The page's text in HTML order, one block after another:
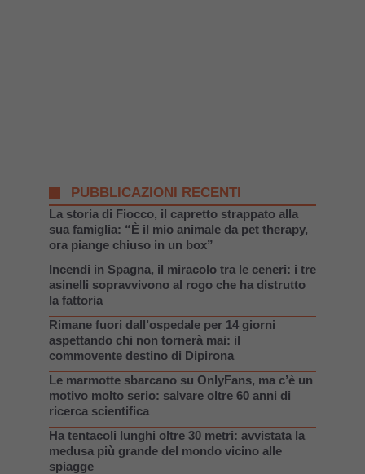
PUBBLICAZIONI RECENTI
La storia di Fiocco, il capretto strappato alla
sua famiglia: “È il mio animale da pet therapy,
ora piange chiuso in un box”
Incendi in Spagna, il miracolo tra le ceneri: i tre
asinelli sopravvivono al rogo che ha distrutto
la fattoria
Rimane fuori dall’ospedale per 14 giorni
aspettando chi non tornerà mai: il
commovente destino di Dipirona
Le marmotte sbarcano su OnlyFans, ma c’è un
motivo molto serio: salvare oltre 60 anni di
ricerca scientifica
Ha tentacoli lunghi oltre 30 metri: avvistata la
medusa più grande del mondo vicino alle
spiagge